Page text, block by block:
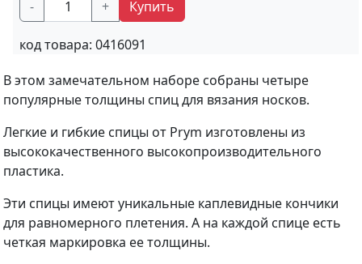
-
+ Купить
код товара: 0416091
В этом замечательном наборе собраны четыре
популярные толщины спиц для вязания носков.
Легкие и гибкие спицы от Prym изготовлены из
высококачественного высокопроизводительного
пластика.
Эти спицы имеют уникальные каплевидные кончики
для равномерного плетения. А на каждой спице есть
четкая маркировка ее толщины.